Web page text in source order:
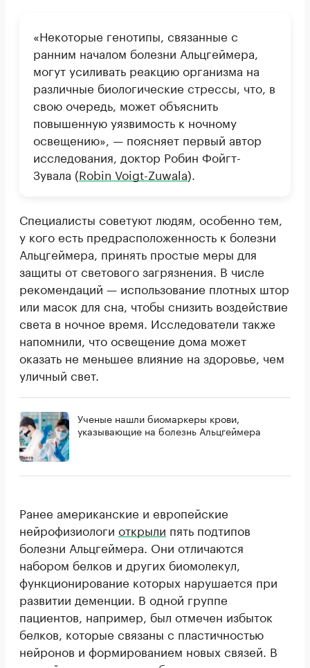
«Некоторые генотипы, связанные с
ранним началом болезни Альцгеймера,
могут усиливать реакцию организма на
различные биологические стрессы, что, в
свою очередь, может объяснить
повышенную уязвимость к ночному
освещению», — поясняет первый автор
исследования, доктор Робин Фойгт-
Зувала (Robin Voigt-Zuwala).
Специалисты советуют людям, особенно тем,
у кого есть предрасположенность к болезни
Альцгеймера, принять простые меры для
защиты от светового загрязнения. В числе
рекомендаций — использование плотных штор
или масок для сна, чтобы снизить воздействие
света в ночное время. Исследователи также
напомнили, что освещение дома может
оказать не меньшее влияние на здоровье, чем
уличный свет.
Ученые нашли биомаркеры крови,
указывающие на болезнь Альцгеймера
Ранее американские и европейские
нейрофизиологи открыли пять подтипов
болезни Альцгеймера. Они отличаются
набором белков и других биомолекул,
функционирование которых нарушается при
развитии деменции. В одной группе
пациентов, например, был отмечен избыток
белков, которые связаны с пластичностью
нейронов и формированием новых связей. В